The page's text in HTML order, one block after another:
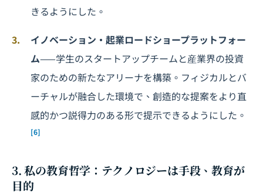
きるようにした。
イノベーション・起業ロードショープラットフォー
ム——学生のスタートアップチームと産業界の投資
家のための新たなアリーナを構築。フィジカルとバ
ーチャルが融合した環境で、創造的な提案をより直
感的かつ説得力のある形で提示できるようにした。
[6]
3. 私の教育哲学：テクノロジーは手段、教育が
目的